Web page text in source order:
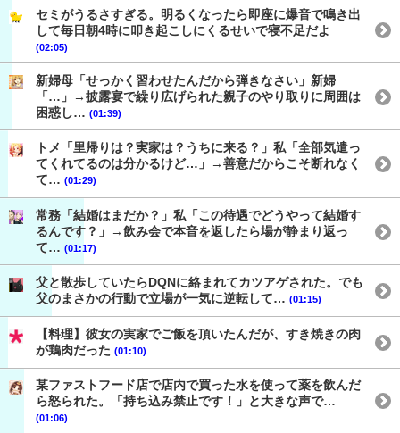
セミがうるさすぎる。明るくなったら即座に爆音で鳴き出
して毎日朝4時に叩き起こしにくるせいで寝不足だよ
(02:05)
新婦母「せっかく習わせたんだから弾きなさい」新婦
「…」→披露宴で繰り広げられた親子のやり取りに周囲は
困惑し… (01:39)
トメ「里帰りは？実家は？うちに来る？」私「全部気遣っ
てくれてるのは分かるけど…」→善意だからこそ断れなく
て… (01:29)
常務「結婚はまだか？」私「この待遇でどうやって結婚す
るんです？」→飲み会で本音を返したら場が静まり返っ
て… (01:17)
父と散歩していたらDQNに絡まれてカツアゲされた。でも
父のまさかの行動で立場が一気に逆転して… (01:15)
【料理】彼女の実家でご飯を頂いたんだが、すき焼きの肉
が鶏肉だった (01:10)
某ファストフード店で店内で買った水を使って薬を飲んだ
ら怒られた。「持ち込み禁止です！」と大きな声で…
(01:06)